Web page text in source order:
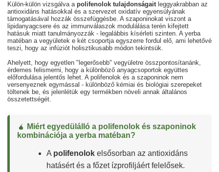
Külön-külön vizsgálva a polifenolok tulajdonságaitleggyakrabban az
antioxidáns hatásokkal és a szervezet oxidatív egyensúlyának
támogatásával hozzák összefüggésbe. A szaponinokat viszont a
lipidanyagcsere és az immunválaszok modulálása terén kifejtett
hatásuk miatt tanulmányozzák - legalábbis kísérleti szinten. A yerba
matéban a vegyületek e két csoportja egyszerre fordul elő, ami lehetővé
teszi, hogy az infúziót holisztikusabb módon tekintsük.
Ahelyett, hogy egyetlen "legerősebb" vegyületre összpontosítanánk,
érdemes felismerni, hogy a különböző anyagcsoportok együttes
előfordulása jelentős lehet. A polifenolok és a szaponinok nem
versenyeznek egymással - különböző kémiai és biológiai szerepeket
töltenek be, és jelenlétük egy termékben növeli annak általános
összetettségét.
🧉
Miért egyedülálló a polifenolok és szaponinok
kombinációja a yerba matéban?
A polifenolok elsősorban az antioxidáns
hatásért és a főzet ízprofiljáért felelősek.